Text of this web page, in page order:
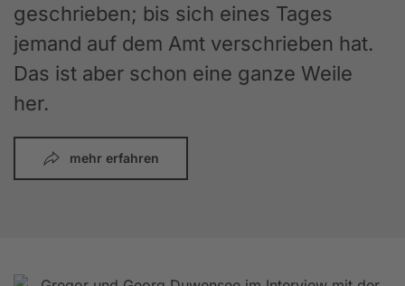
geschrieben; bis sich eines Tages
jemand auf dem Amt verschrieben hat.
Das ist aber schon eine ganze Weile
her.
mehr erfahren